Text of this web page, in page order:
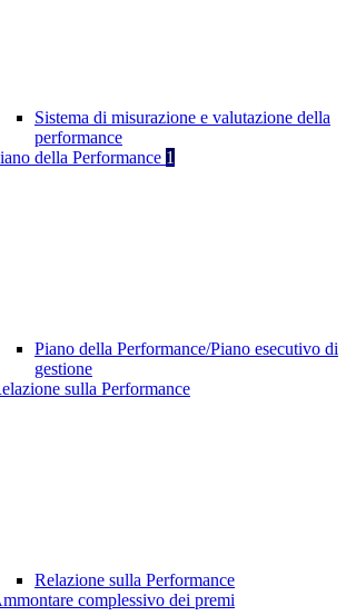
Sistema di misurazione e valutazione della
performance
della Performance 1
Piano della Performance/Piano esecutivo di
gestione
sulla Performance
Relazione sulla Performance
complessivo dei premi